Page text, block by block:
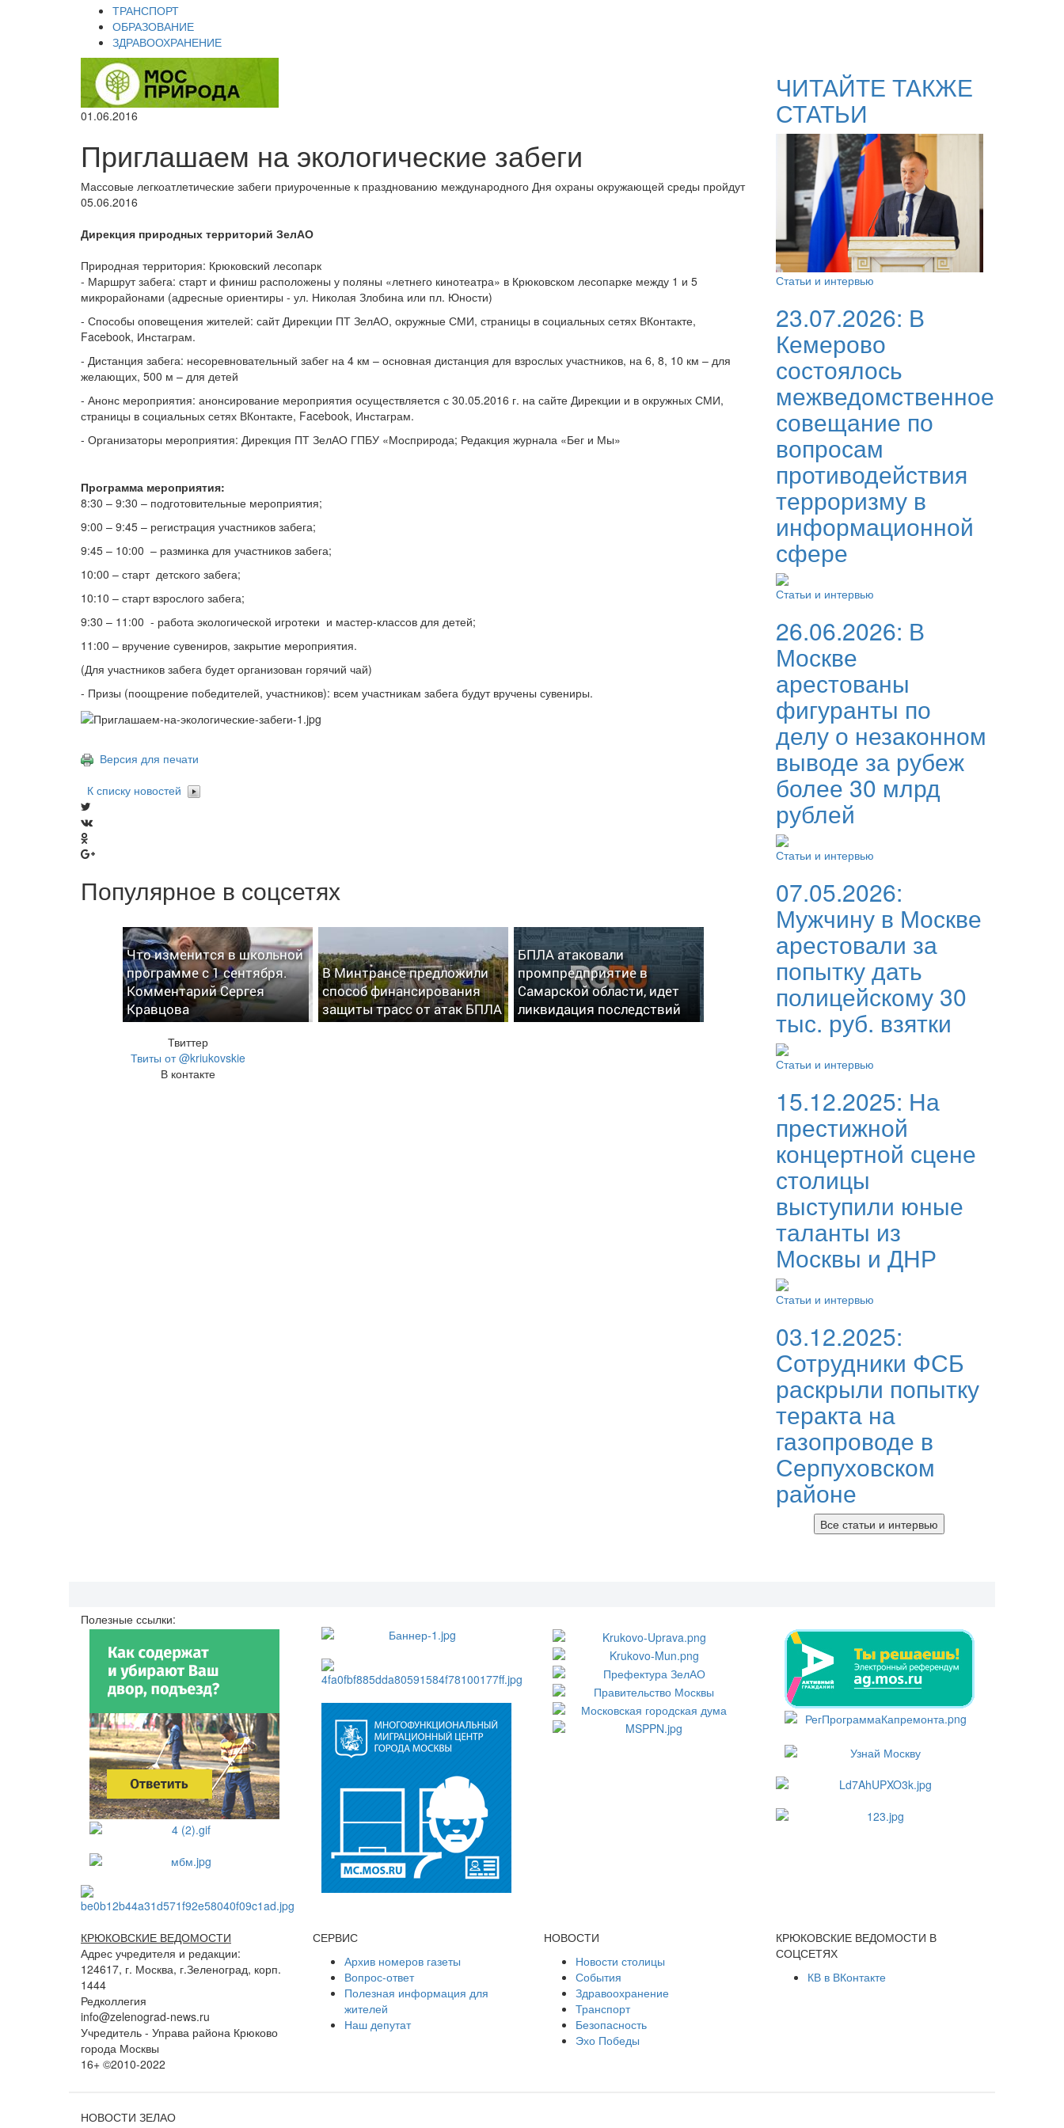
ТРАНСПОРТ
ОБРАЗОВАНИЕ
ЗДРАВООХРАНЕНИЕ
01.06.2016
Приглашаем на экологические забеги
Массовые легкоатлетические забеги приуроченные к празднованию международного Дня охраны окружающей среды пройдут
05.06.2016
Дирекция природных территорий ЗелАО
Природная территория: Крюковский лесопарк
- Маршрут забега: старт и финиш расположены у поляны «летнего кинотеатра» в Крюковском лесопарке между 1 и 5
микрорайонами (адресные ориентиры - ул. Николая Злобина или пл. Юности)
- Способы оповещения жителей: сайт Дирекции ПТ ЗелАО, окружные СМИ, страницы в социальных сетях ВКонтакте,
Facebook, Инстаграм.
- Дистанция забега: несоревновательный забег на 4 км – основная дистанция для взрослых участников, на 6, 8, 10 км – для
желающих, 500 м – для детей
- Анонс мероприятия: анонсирование мероприятия осуществляется с 30.05.2016 г. на сайте Дирекции и в окружных СМИ,
страницы в социальных сетях ВКонтакте, Facebook, Инстаграм.
- Организаторы мероприятия: Дирекция ПТ ЗелАО ГПБУ «Мосприрода; Редакция журнала «Бег и Мы»
Программа мероприятия:
8:30 – 9:30 – подготовительные мероприятия;
9:00 – 9:45 – регистрация участников забега;
9:45 – 10:00 – разминка для участников забега;
10:00 – старт детского забега;
10:10 – старт взрослого забега;
9:30 – 11:00 - работа экологической игротеки и мастер-классов для детей;
11:00 – вручение сувениров, закрытие мероприятия.
(Для участников забега будет организован горячий чай)
- Призы (поощрение победителей, участников): всем участникам забега будут вручены сувениры.
Версия для печати
К списку новостей
Популярное в соцсетях
Что изменится в школьной
программе с 1 сентября.
Комментарий Сергея
Кравцова
В Минтрансе предложили
способ финансирования
защиты трасс от атак БПЛА
БПЛА атаковали
промпредприятие в
Самарской области, идет
ликвидация последствий
Твиттер
Твиты от @kriukovskie
В контакте
ЧИТАЙТЕ ТАКЖЕ
СТАТЬИ
Статьи и интервью
23.07.2026: В
Кемерово
состоялось
межведомственное
совещание по
вопросам
противодействия
терроризму в
информационной
сфере
Статьи и интервью
26.06.2026: В
Москве
арестованы
фигуранты по
делу о незаконном
выводе за рубеж
более 30 млрд
рублей
Статьи и интервью
07.05.2026:
Мужчину в Москве
арестовали за
попытку дать
полицейскому 30
тыс. руб. взятки
Статьи и интервью
15.12.2025: На
престижной
концертной сцене
столицы
выступили юные
таланты из
Москвы и ДНР
Статьи и интервью
03.12.2025:
Сотрудники ФСБ
раскрыли попытку
теракта на
газопроводе в
Серпуховском
районе
Все статьи и интервью
Полезные ссылки:
КРЮКОВСКИЕ ВЕДОМОСТИ
Адрес учредителя и редакции:
124617, г. Москва, г.Зеленоград, корп.
1444
Редколлегия
info@zelenograd-news.ru
Учредитель - Управа района Крюково
города Москвы
16+ ©2010-2022
СЕРВИС
Архив номеров газеты
Вопрос-ответ
Полезная информация для
жителей
Наш депутат
НОВОСТИ
Новости столицы
События
Здравоохранение
Транспорт
Безопасность
Эхо Победы
КРЮКОВСКИЕ ВЕДОМОСТИ В
СОЦСЕТЯХ
КВ в ВКонтакте
НОВОСТИ ЗЕЛАО